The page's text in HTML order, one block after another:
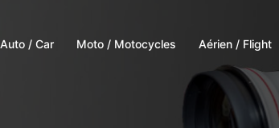
Auto / Car Moto / Motocycles Aérien / Flight